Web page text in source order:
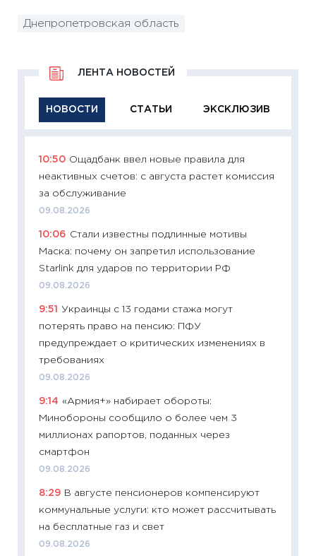
Днепропетровская область
НОВОСТИ СТАТЬИ ЭКСКЛЮЗИВ
ЛЕНТА НОВОСТЕЙ
10:50 Ощадбанк ввел новые правила для
неактивных счетов: с августа растет комиссия
за обслуживание
09.08.2026
10:06 Стали известны подлинные мотивы
Маска: почему он запретил использование
Starlink для ударов по территории РФ
09.08.2026
9:51
Украинцы с 13 годами стажа могут
потерять право на пенсию: ПФУ
предупреждает о критических изменениях в
требованиях
09.08.2026
9:14 «Армия+» набирает обороты:
Минобороны сообщило о более чем 3
миллионах рапортов, поданных через
смартфон
09.08.2026
8:29 В августе пенсионеров компенсируют
коммунальные услуги: кто может рассчитывать
на бесплатные газ и свет
09.08.2026